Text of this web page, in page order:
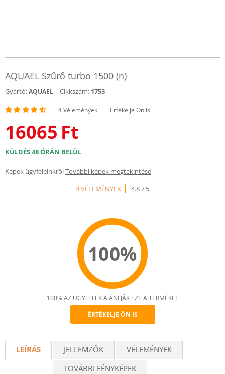
AQUAEL Szűrő turbo 1500 (n)
Gyártó:AQUAEL Cikkszám: 1753
4 Vélemények Értékelje Ön is
16065 Ft
KÜLDÉS 48 ÓRÁN BELÜL
Képek ügyfeleinkrőlTovábbi képek megtekintése
4 VÉLEMÉNYEK
4.8 z 5
100%
Recommend
100% AZ ÜGYFELEK AJÁNLJÁK EZT A TERMÉKET
ÉRTÉKELJE ÖN IS
LEÍRÁS JELLEMZŐK
VÉLEMÉNYEK
TOVÁBBI FÉNYKÉPEK